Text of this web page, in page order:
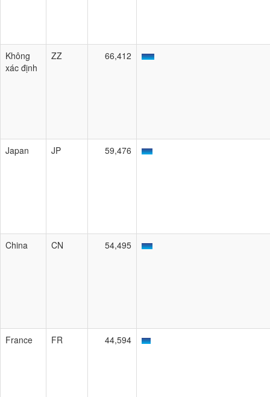
Không
xác định
ZZ 66,412
Japan JP 59,476
China CN 54,495
France FR 44,594